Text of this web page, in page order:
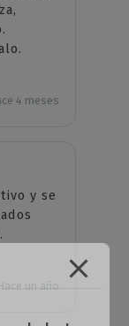
4 meses
y se
un año